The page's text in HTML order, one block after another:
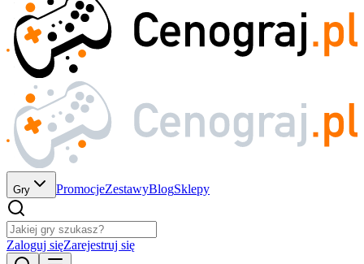
Gry PromocjeZestawyBlogSklepy
Zaloguj sięZarejestruj się